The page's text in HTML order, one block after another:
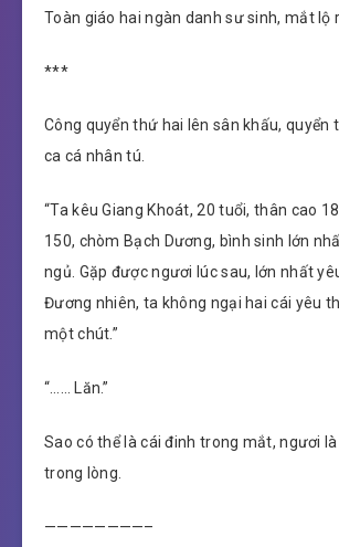
Toàn giáo hai ngàn danh sư sinh, mắt lộ
***
Công quyển thứ hai lên sân khấu, quyển
ca cá nhân tú.
“Ta kêu Giang Khoát, 20 tuổi, thân cao
150, chòm Bạch Dương, bình sinh lớn
ngủ. Gặp được ngươi lúc sau, lớn nhất
Đương nhiên, ta không ngại hai cái yêu
một chút.”
“…… Lăn.”
Sao có thể là cái đinh trong mắt, ngươi
trong lòng.
————————–